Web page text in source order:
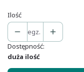
Ilość
egz.
Dostępność:
duża ilość